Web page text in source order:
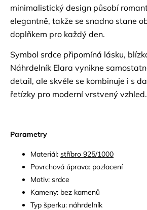
minimalistický design působí
elegantně, takže se snadno stane
doplňkem pro každý den.
Symbol srdce připomíná lásku,
Náhrdelník Elara vynikne
detail, ale skvěle se kombinuje i s
řetízky pro moderní vrstvený vzhled.
Parametry
Materiál: stříbro 925/1000
Povrchová úprava: pozlacení
Motiv: srdce
Kameny: bez kamenů
Typ šperku: náhrdelník